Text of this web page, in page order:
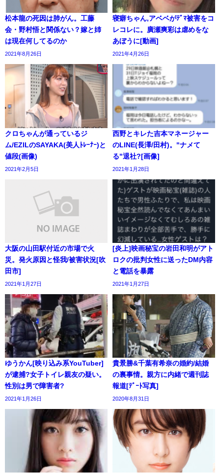
松本龍の死因は肺がん。工藤
会・野村悟と関係ない？嫁と姉
は現在何してるのか
2021年8月26日
寝癖ちゃん,アベベがﾃﾞﾏ被害をコ
レコレに。廣瀬爽彩は虐めをな
あぼうに[動画]
2021年4月26日
クロちゃんが通っているジ
ム/EZILのSAYAKA(美人ﾄﾚｰﾅｰ)と
値段(画像)
2021年2月5日
西野とキレた吉本マネージャー
のLINE(長澤/田村)。"ナメて
る"退社?[画像]
2021年1月28日
大阪の山田駅付近の市場で火
災。発火原因と怪我/被害状況[吹
田市]
2021年1月27日
[炎上]映画秘宝の岩田和明がアト
ロクの批判女性に送ったDM内容
と電話を暴露
2021年1月27日
ゆうかん[映り込み系YouTuber]
が逮捕?女子トイレ親友の疑い。
性別は男で障害者?
2021年1月26日
貴景勝&千葉有希奈の婚約/結婚
の裏事情。親方に内緒で週刊誌
報道[ﾃﾞｰﾄ写真]
2020年8月31日